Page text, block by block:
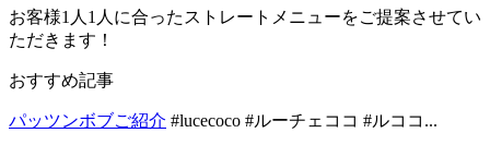
お客様1人1人に合ったストレートメニューをご提案させてい
ただきます！
おすすめ記事
パッツンボブご紹介 #lucecoco #ルーチェココ #ルココ...